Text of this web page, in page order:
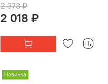
2 373 ₽
2 018 ₽
Новинка